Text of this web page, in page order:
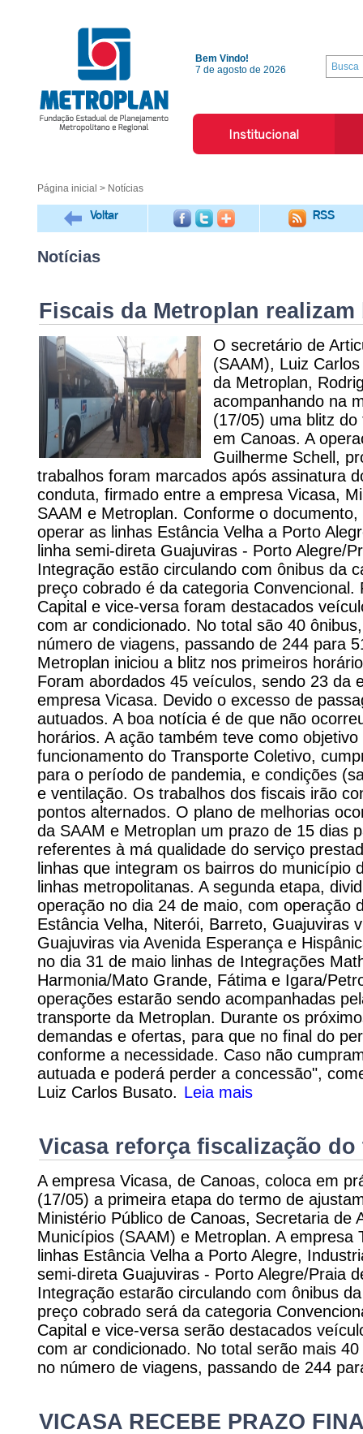
Bem Vindo!
7 de agosto de 2026
Institucional
Página inicial > Notícias
Voltar RSS
Notícias
Fiscais da Metroplan
O secretário de
(SAAM), Luiz
da Metroplan,
acompanhando na
(17/05) uma blitz
em Canoas. A
Guilherme Schell,
trabalhos foram marcados após assinatura
conduta, firmado entre a empresa Vicasa,
SAAM e Metroplan. Conforme o
operar as linhas Estância Velha a Porto
linha semi-direta Guajuviras - Porto Alegre/
Integração estão circulando com ônibus da
preço cobrado é da categoria Convencional.
Capital e vice-versa foram destacados
com ar condicionado. No total são 40
número de viagens, passando de 244 para
Metroplan iniciou a blitz nos primeiros
Foram abordados 45 veículos, sendo 23 da
empresa Vicasa. Devido o excesso de
autuados. A boa notícia é de que não
horários. A ação também teve como
funcionamento do Transporte Coletivo,
para o período de pandemia, e condições
e ventilação. Os trabalhos dos fiscais irão
pontos alternados. O plano de melhorias
da SAAM e Metroplan um prazo de 15 dias
referentes à má qualidade do serviço
linhas que integram os bairros do município
linhas metropolitanas. A segunda etapa,
operação no dia 24 de maio, com operação
Estância Velha, Niterói, Barreto, Guajuviras
Guajuviras via Avenida Esperança e
no dia 31 de maio linhas de Integrações
Harmonia/Mato Grande, Fátima e Igara/
operações estarão sendo acompanhadas
transporte da Metroplan. Durante os
demandas e ofertas, para que no final do
conforme a necessidade. Caso não
autuada e poderá perder a concessão",
Luiz Carlos Busato. Leia mais
Vicasa reforça fiscalização
A empresa Vicasa, de Canoas, coloca em
(17/05) a primeira etapa do termo de
Ministério Público de Canoas, Secretaria de
Municípios (SAAM) e Metroplan. A empresa
linhas Estância Velha a Porto Alegre,
semi-direta Guajuviras - Porto Alegre/Praia
Integração estarão circulando com ônibus
preço cobrado será da categoria
Capital e vice-versa serão destacados
com ar condicionado. No total serão mais
no número de viagens, passando de 244
VICASA RECEBE PRAZO